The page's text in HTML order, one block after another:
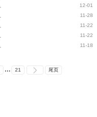
12-01
11-28
11-22
11-22
11-18
... 21 尾页